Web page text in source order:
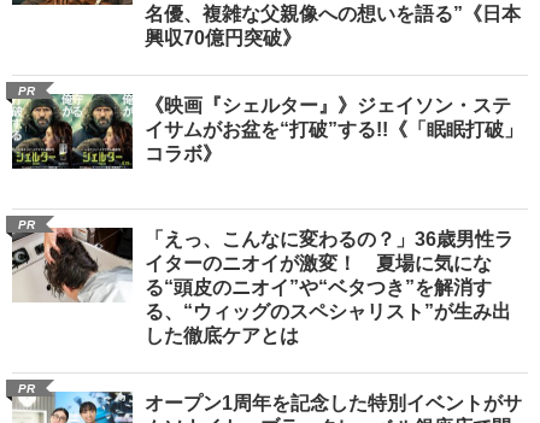
名優、複雑な父親像への想いを語る”《日本
興収70億円突破》
PR
《映画『シェルター』》ジェイソン・ステ
イサムがお盆を“打破”する!!《「眠眠打破」
コラボ》
PR
「えっ、こんなに変わるの？」36歳男性ラ
イターのニオイが激変！ 夏場に気にな
る“頭皮のニオイ”や“ベタつき”を解消す
る、“ウィッグのスペシャリスト”が生み出
した徹底ケアとは
PR
オープン1周年を記念した特別イベントがサ